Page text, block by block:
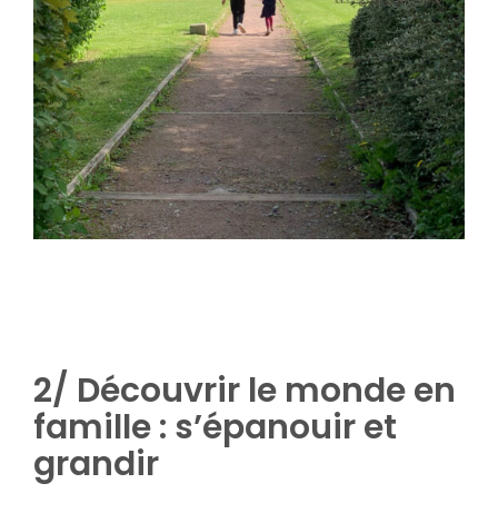
2/ Découvrir le monde en
famille : s’épanouir et
grandir